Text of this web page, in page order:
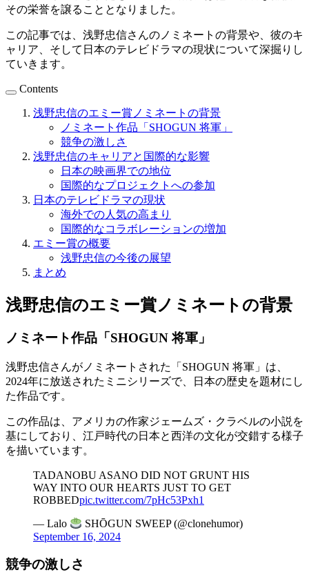
その栄誉を譲ることとなりました。
この記事では、浅野忠信さんのノミネートの背景や、彼のキ
ャリア、そして日本のテレビドラマの現状について深掘りし
ていきます。
Contents
浅野忠信のエミー賞ノミネートの背景
ノミネート作品「SHOGUN 将軍」
競争の激しさ
浅野忠信のキャリアと国際的な影響
日本の映画界での地位
国際的なプロジェクトへの参加
日本のテレビドラマの現状
海外での人気の高まり
国際的なコラボレーションの増加
エミー賞の概要
浅野忠信の今後の展望
まとめ
浅野忠信のエミー賞ノミネートの背景
ノミネート作品「SHOGUN 将軍」
浅野忠信さんがノミネートされた「SHOGUN 将軍」は、
2024年に放送されたミニシリーズで、日本の歴史を題材にし
た作品です。
この作品は、アメリカの作家ジェームズ・クラベルの小説を
基にしており、江戸時代の日本と西洋の文化が交錯する様子
を描いています。
TADANOBU ASANO DID NOT GRUNT HIS
WAY INTO OUR HEARTS JUST TO GET
ROBBEDpic.twitter.com/7pHc53Pxh1
— Lalo
SHŌGUN SWEEP (@clonehumor)
September 16, 2024
競争の激しさ